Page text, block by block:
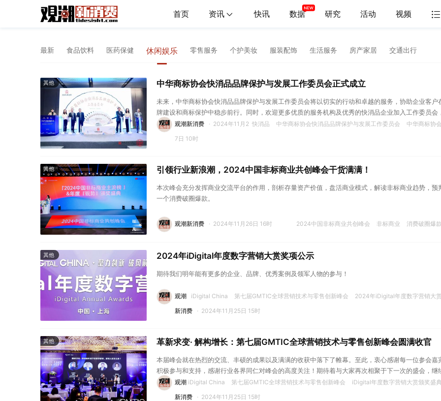
首页 资讯 快讯 数据 研究 活动 视频
最新 食品饮料 医药保健 休闲娱乐 零售服务 个护美妆 服装配饰 生活服务 房产家居 交通出行
其他 中华商标协会快消品品牌保护与发展工作委员会正式成立
未来，中华商标协会快消品品牌保护与发展工作委员会将以切实的行动和卓越的服务，协助企业客户
牌建设和商标保护中稳步前行。同时，欢迎更多优质的服务机构及优秀的快消品企业加入工作委员会
同为行业发展贡献力量！
快消品 中华商标协会快消品品牌保护与发展工作委员会 中华商标协会
观潮新消费 · 2024年11月2
7日 10时
其他 引领行业新浪潮，2024中国非标商业共创峰会干货满满！
本次峰会充分发挥商业交流平台的作用，剖析存量资产价值，盘活商业模式，解读非标商业趋势，预
一个消费破圈爆款。
2024中国非标商业共创峰会 非标商业 消费破圈爆款
观潮新消费 · 2024年11月26日 16时
其他 2024年iDigital年度数字营销大赏奖项公示
期待我们明年能有更多的企业、品牌、优秀案例及领军人物的参与！
iDigital China 第七届GMTIC全球营销技术与零售创新峰会 2024年iDigital年度数字营销大赏
观潮
新消费
· 2024年11月25日 15时
其他 革新求变· 解构增长：第七届GMTIC全球营销技术与零售创新峰会圆满收官
本届峰会就在热烈的交流、丰硕的成果以及满满的收获中落下了帷幕。至此，衷心感谢每一位参会嘉
积极参与和支持，感谢行业各界同仁对峰会的高度关注！期待着与大家再次相聚于下一次的盛会，继
探行业前沿！iDigital China 第七届GMTIC全球营销技术与零售创新峰会 iDigital年度数字营销大赏颁奖盛典
观潮
新消费
· 2024年11月25日 15时